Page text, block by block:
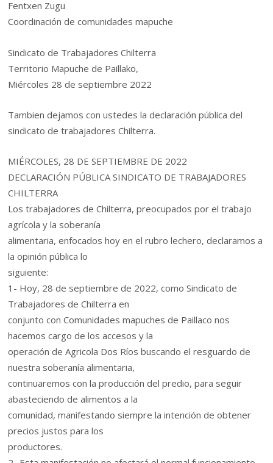
Fentxen Zugu
Coordinación de comunidades mapuche
Sindicato de Trabajadores Chilterra
Territorio Mapuche de Paillako,
Miércoles 28 de septiembre 2022
Tambien dejamos con ustedes la declaración pública del
sindicato de trabajadores Chilterra.
MIÉRCOLES, 28 DE SEPTIEMBRE DE 2022
DECLARACIÓN PÚBLICA SINDICATO DE TRABAJADORES
CHILTERRA
Los trabajadores de Chilterra, preocupados por el trabajo
agrícola y la soberanía
alimentaria, enfocados hoy en el rubro lechero, declaramos a
la opinión pública lo
siguiente:
1- Hoy, 28 de septiembre de 2022, como Sindicato de
Trabajadores de Chilterra en
conjunto con Comunidades mapuches de Paillaco nos
hacemos cargo de los accesos y la
operación de Agricola Dos Ríos buscando el resguardo de
nuestra soberanía alimentaria,
continuaremos con la producción del predio, para seguir
abasteciendo de alimentos a la
comunidad, manifestando siempre la intención de obtener
precios justos para los
productores.